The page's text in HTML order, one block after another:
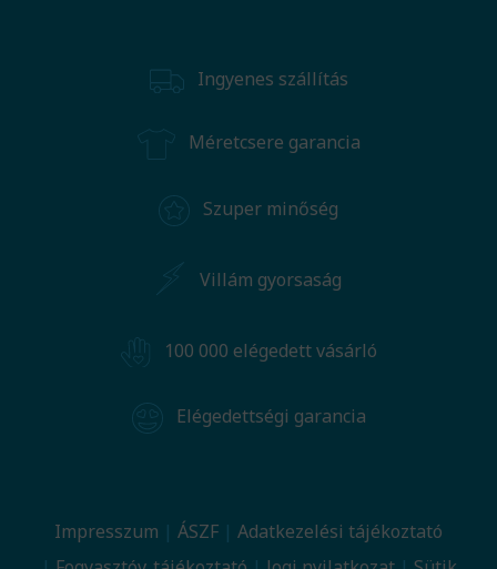
Ingyenes szállítás
Méretcsere garancia
Szuper minőség
Villám gyorsaság
100 000 elégedett vásárló
Elégedettségi garancia
Impresszum ÁSZF
Adatkezelési tájékoztató